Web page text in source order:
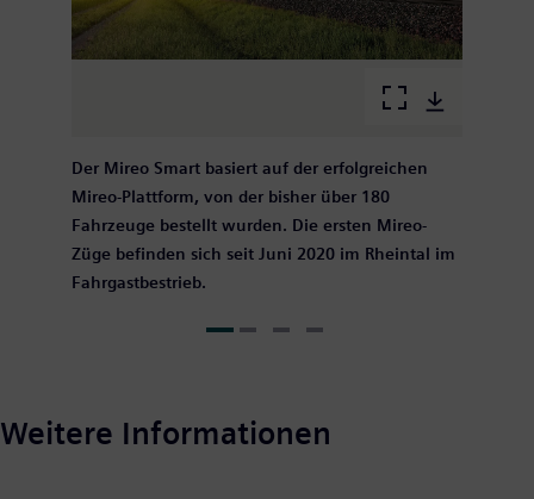
Der Mireo Smart basiert auf der erfolgreichen
Mireo-Plattform, von der bisher über 180
Fahrzeuge bestellt wurden. Die ersten Mireo-
Züge befinden sich seit Juni 2020 im Rheintal im
Fahrgastbestrieb.
Weitere Informationen